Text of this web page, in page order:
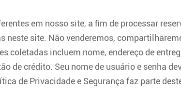
em nosso site, a fim de processar
site. Não venderemos,
incluem nome, endereço de
de crédito. Seu nome de usuário e senha
de Privacidade e Segurança faz parte